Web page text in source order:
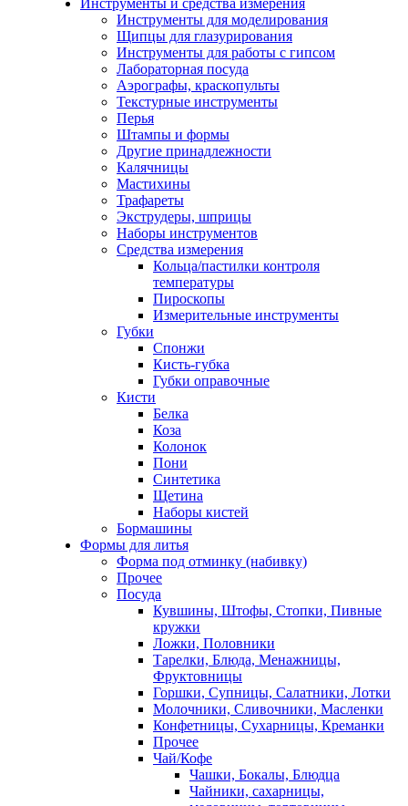
Инструменты и средства измерения
Инструменты для моделирования
Щипцы для глазурирования
Инструменты для работы с гипсом
Лабораторная посуда
Аэрографы, краскопульты
Текстурные инструменты
Перья
Штампы и формы
Другие принадлежности
Калячницы
Мастихины
Трафареты
Экструдеры, шприцы
Наборы инструментов
Средства измерения
Кольца/пастилки контроля
температуры
Пироскопы
Измерительные инструменты
Губки
Спонжи
Кисть-губка
Губки оправочные
Кисти
Белка
Коза
Колонок
Пони
Синтетика
Щетина
Наборы кистей
Бормашины
Формы для литья
Форма под отминку (набивку)
Прочее
Посуда
Кувшины, Штофы, Стопки, Пивные
кружки
Ложки, Половники
Тарелки, Блюда, Менажницы,
Фруктовницы
Горшки, Супницы, Салатники, Лотки
Молочники, Сливочники, Масленки
Конфетницы, Сухарницы, Креманки
Прочее
Чай/Кофе
Чашки, Бокалы, Блюдца
Чайники, сахарницы,